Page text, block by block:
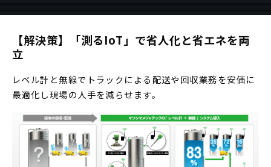
【解決策】「測るIoT」で省人化と省エネを両
立
レベル計と無線でトラックによる配送や回収業務を安価に
最適化し現場の人手を減らせます。